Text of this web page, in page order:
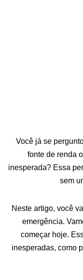
Você já se
fonte de renda
inesperada? Essa
sem
Neste artigo, você
emergência.
começar hoje.
inesperadas, como